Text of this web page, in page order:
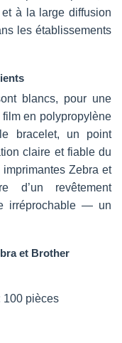
à la large diffusion
les établissements
blancs, pour une
en polypropylène
bracelet, un point
claire et fiable du
Zebra et
d’un revêtement
irréprochable — un
et Brother
100 pièces